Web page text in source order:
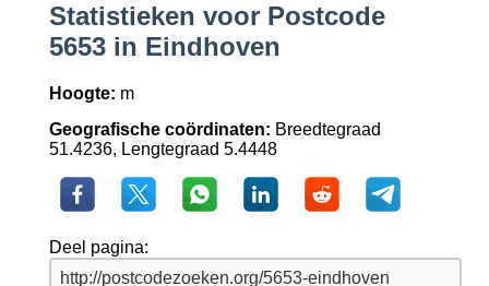
Statistieken voor Postcode
5653 in Eindhoven
Hoogte: m
Geografische coördinaten: Breedtegraad
51.4236, Lengtegraad 5.4448
Deel pagina: